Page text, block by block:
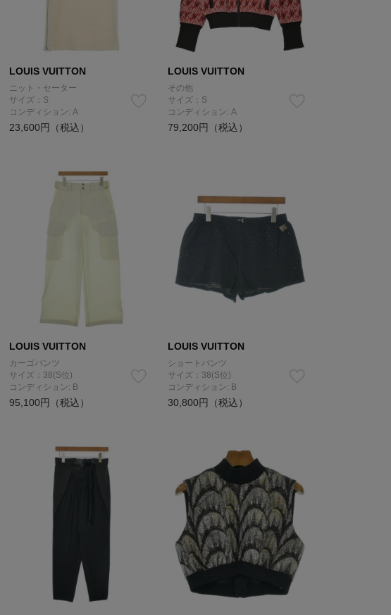
LOUIS VUITTON
ニット・セーター
サイズ：S
コンディション: A
23,600円（税込）
LOUIS VUITTON
その他
サイズ：S
コンディション: A
79,200円（税込）
LOUIS VUITTON
カーゴパンツ
サイズ：38(S位)
コンディション: B
95,100円（税込）
LOUIS VUITTON
ショートパンツ
サイズ：38(S位)
コンディション: B
30,800円（税込）